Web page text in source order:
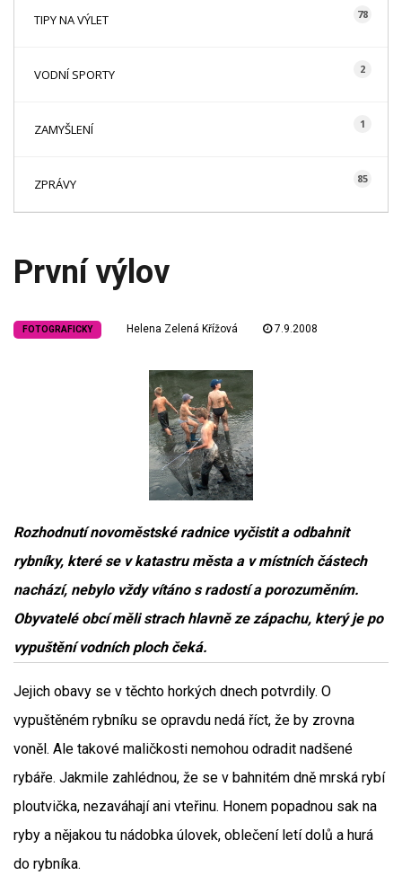
TIPY NA VÝLET 78
VODNÍ SPORTY 2
ZAMYŠLENÍ 1
ZPRÁVY 85
První výlov
FOTOGRAFICKY Helena Zelená Křížová 7.9.2008
Rozhodnutí novoměstské radnice vyčistit a odbahnit
rybníky, které se v katastru města a v místních částech
nachází, nebylo vždy vítáno s radostí a porozuměním.
Obyvatelé obcí měli strach hlavně ze zápachu, který je po
vypuštění vodních ploch čeká.
Jejich obavy se v těchto horkých dnech potvrdily. O
vypuštěném rybníku se opravdu nedá říct, že by zrovna
voněl. Ale takové maličkosti nemohou odradit nadšené
rybáře. Jakmile zahlédnou, že se v bahnitém dně mrská rybí
ploutvička, nezaváhají ani vteřinu. Honem popadnou sak na
ryby a nějakou tu nádobka úlovek, oblečení letí dolů a hurá
do rybníka.